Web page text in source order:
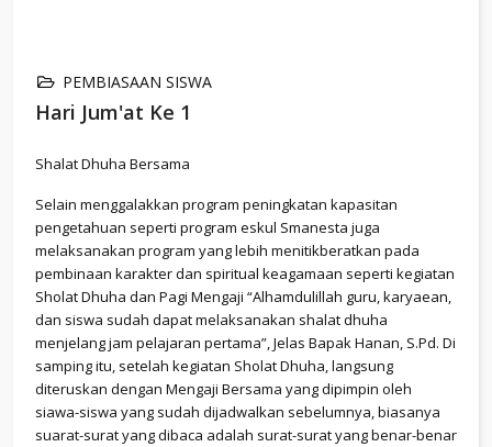
PEMBIASAAN SISWA
Hari Jum'at Ke 1
Shalat Dhuha Bersama
Selain menggalakkan program peningkatan kapasitan
pengetahuan seperti program eskul Smanesta juga
melaksanakan program yang lebih menitikberatkan pada
pembinaan karakter dan spiritual keagamaan seperti kegiatan
Sholat Dhuha dan Pagi Mengaji “Alhamdulillah guru, karyaean,
dan siswa sudah dapat melaksanakan shalat dhuha
menjelang jam pelajaran pertama”, Jelas Bapak Hanan, S.Pd. Di
samping itu, setelah kegiatan Sholat Dhuha, langsung
diteruskan dengan Mengaji Bersama yang dipimpin oleh
siawa-siswa yang sudah dijadwalkan sebelumnya, biasanya
suarat-surat yang dibaca adalah surat-surat yang benar-benar